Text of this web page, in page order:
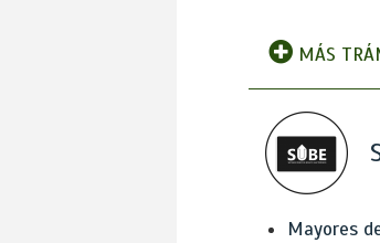
MÁS
Mayores